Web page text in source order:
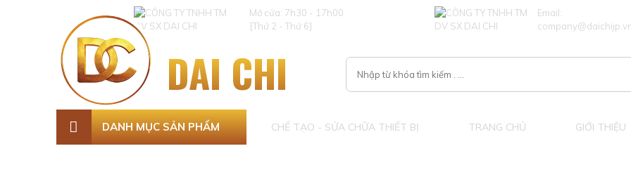
Mở cửa: 7h30 - 17h00
[Thứ 2 - Thứ 6]
Email:
DAI CHI
DANH MỤC SẢN PHẨM CHẾ TẠO - SỬA CHỮA THIẾT BỊ TRANG CHỦ GIỚI THIỆU